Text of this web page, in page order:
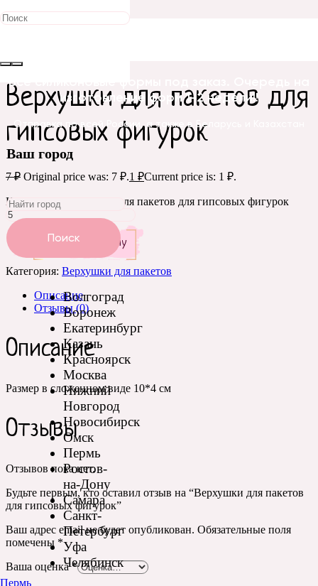
Все силиконовые формы под заказ. Очередь на
изготовление форм 1-2 недели!!
Отправка по всей России, а также в Беларусь и Казахстан
Ваш город
Поиск
Волгоград
Воронеж
Екатеринбург
Казань
Красноярск
Москва
Нижний
Новгород
Новосибирск
Омск
Пермь
Ростов-
на-Дону
Самара
Санкт-
Петербург
Уфа
Челябинск
Пермь
Распродажа!
Верхушки для пакетов для
гипсовых фигурок
7₽ Original price was: 7 ₽.1 ₽Current price is: 1 ₽.
Количество Верхушки для пакетов для гипсовых фигурок
Добавить в корзину
Категория: Верхушки для пакетов
Описание
Отзывы (0)
Описание
Размер в сложенном виде 10*4 см
Отзывы
Отзывов пока нет.
Будьте первым, кто оставил отзыв на “Верхушки для пакетов
для гипсовых фигурок”
Ваш адрес email не будет опубликован. Обязательные поля
помечены *
Ваша оценка*